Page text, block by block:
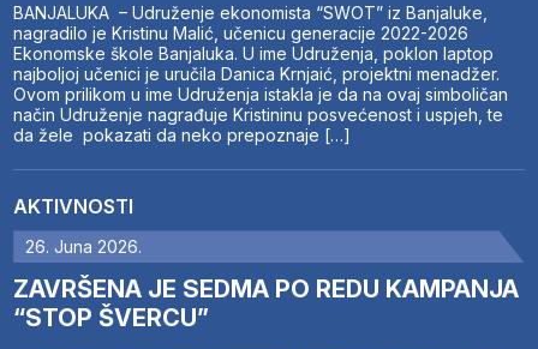
BANJALUKA – Udruženje ekonomista “SWOT” iz Banjaluke,
nagradilo je Kristinu Malić, učenicu generacije 2022-2026
Ekonomske škole Banjaluka. U ime Udruženja, poklon laptop
najboljoj učenici je uručila Danica Krnjaić, projektni menadžer.
Ovom prilikom u ime Udruženja istakla je da na ovaj simboličan
način Udruženje nagrađuje Kristininu posvećenost i uspjeh, te
da žele pokazati da neko prepoznaje […]
AKTIVNOSTI
26. Juna 2026.
ZAVRŠENA JE SEDMA PO REDU KAMPANJA
“STOP ŠVERCU”